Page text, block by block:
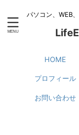
パソコン、WEB
HOME
プロフィール
お問い合わせ